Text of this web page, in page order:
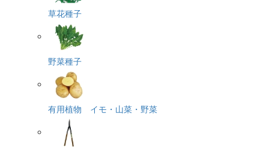
草花種子
野菜種子
有用植物 イモ・山菜・野菜